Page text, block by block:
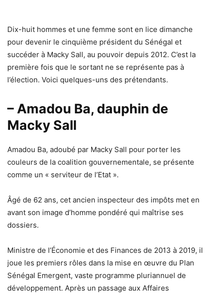
Dix-huit hommes et une femme sont en lice dimanche
pour devenir le cinquième président du Sénégal et
succéder à Macky Sall, au pouvoir depuis 2012. C’est la
première fois que le sortant ne se représente pas à
l’élection. Voici quelques-uns des prétendants.
– Amadou Ba, dauphin de
Macky Sall
Amadou Ba, adoubé par Macky Sall pour porter les
couleurs de la coalition gouvernementale, se présente
comme un « serviteur de l’Etat ».
Âgé de 62 ans, cet ancien inspecteur des impôts met en
avant son image d’homme pondéré qui maîtrise ses
dossiers.
Ministre de l’Économie et des Finances de 2013 à 2019, il
joue les premiers rôles dans la mise en œuvre du Plan
Sénégal Emergent, vaste programme pluriannuel de
développement. Après un passage aux Affaires